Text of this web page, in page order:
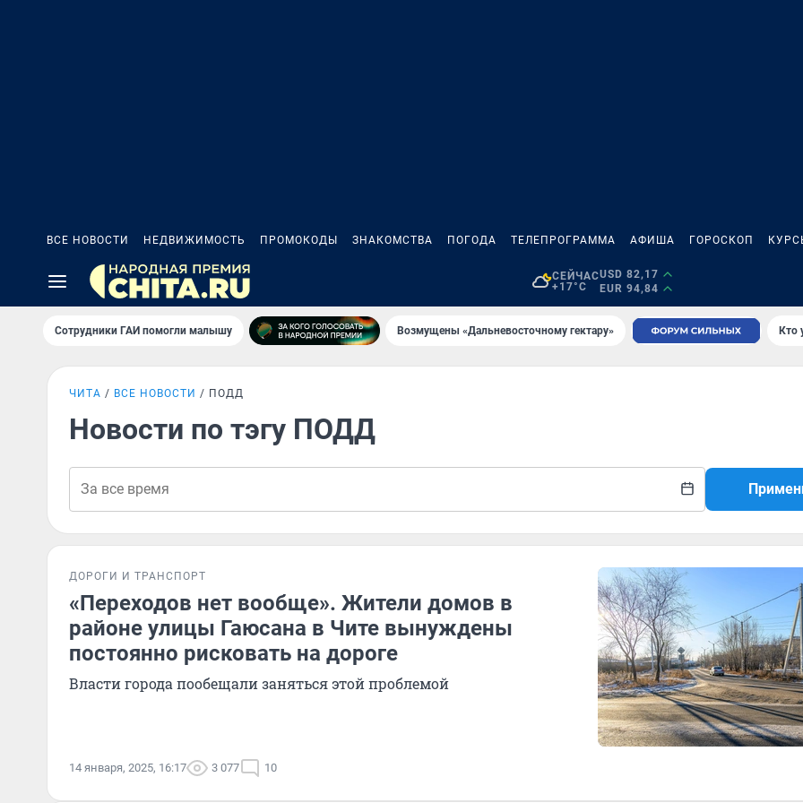
ВСЕ НОВОСТИ НЕДВИЖИМОСТЬ ПРОМОКОДЫ ЗНАКОМСТВА ПОГОДА ТЕЛЕПРОГРАММА АФИША ГОРОСКОП
СЕЙЧАС
+17°C
USD 82,17
EUR 94,84
Сотрудники ГАИ помогли малышу Возмущены «Дальневосточному гектару» Кто
ЧИТА ВСЕ НОВОСТИ ПОДД
Новости по тэгу ПОДД
ДОРОГИ И ТРАНСПОРТ
«Переходов нет вообще». Жители домов в
районе улицы Гаюсана в Чите вынуждены
постоянно рисковать на дороге
Власти города пообещали заняться этой проблемой
14 января, 2025, 16:17 3 077 10